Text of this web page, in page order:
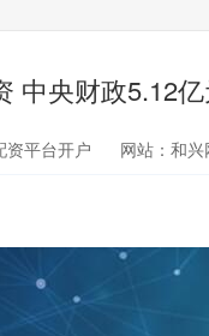
中央财政5.12
资平台开户 网站：和兴